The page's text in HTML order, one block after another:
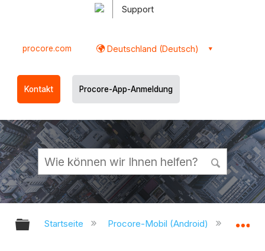
Support
procore.com Deutschland (Deutsch)
Kontakt Procore-App-Anmeldung
Globale Hierarchie auf- und
Startseite Procore-Mobil (Android)